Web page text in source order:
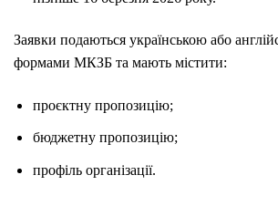
Заявки подаються українською або
формами МКЗБ та мають містити:
проєктну пропозицію;
бюджетну пропозицію;
профіль організації.